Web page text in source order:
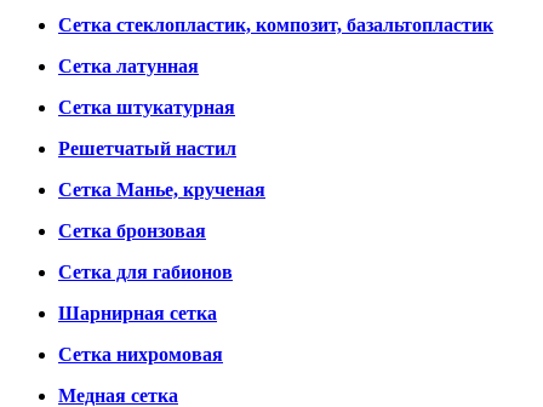
Сетка стеклопластик, композит, базальтопластик
Сетка латунная
Сетка штукатурная
Решетчатый настил
Сетка Манье, крученая
Сетка бронзовая
Сетка для габионов
Шарнирная сетка
Сетка нихромовая
Медная сетка